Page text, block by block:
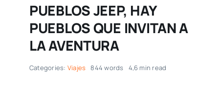
PUEBLOS JEEP, HAY
PUEBLOS QUE INVITAN A
LA AVENTURA
Categories: Viajes 844 words 4,6 min read